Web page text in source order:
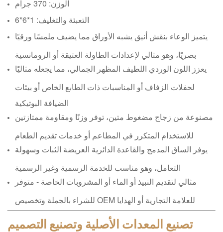
الوزن: 370 جرام
التعبئة والتغليف: 1*6*6
يتميز الوعاء بنقش أنيق يشبه الأوراق مما يضيف ملمسًا ورقيًا
بصريًا، وهو مثالي لإعدادات الطاولة العتيقة أو الرومانسية
يعزز اللون الوردي اللطيف المظهر الجمالي، مما يجعله مثاليًا
لحفلات الزفاف أو المناسبات ذات الطابع الخاص أو بيئات
الضيافة البوتيكية
مصنوعة من زجاج مضغوط متين، توفر وزنًا ومقاومة ممتازتين
للاستخدام المتكرر في المطاعم أو خدمات تقديم الطعام
يوفر الساق المدمج والقاعدة الدائرية العريضة الثبات وسهولة
التعامل، وهو مناسب للخدمة الرسمية وغير الرسمية
مثالي لتقديم النبيذ أو الماء أو المشروبات الخاصة - متوفر
للشراء بالجملة وتخصيص OEM للعلامة التجارية أو الهدايا
تصنيع المعدات الأصلية وتصنيع التصميم